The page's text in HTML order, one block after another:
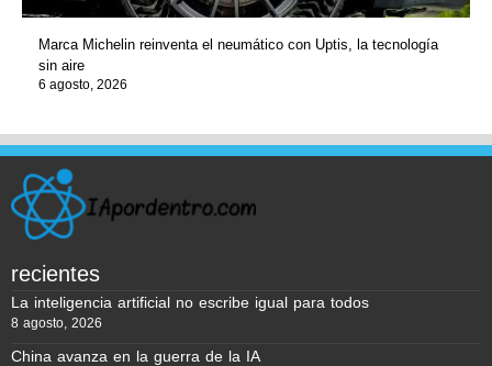
Marca Michelin reinventa el neumático con Uptis, la tecnología
sin aire
6 agosto, 2026
recientes
La inteligencia artificial no escribe igual para todos
8 agosto, 2026
China avanza en la guerra de la IA